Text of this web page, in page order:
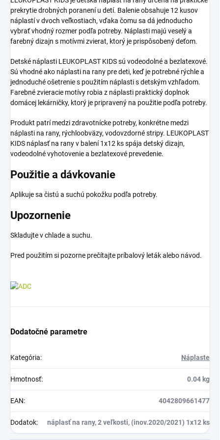
prekrytie drobných poranení u detí. Balenie obsahuje 12 kusov
náplastí v dvoch veľkostiach, vďaka čomu sa dá jednoducho
vybrať vhodný rozmer podľa potreby. Náplasti majú veselý a
farebný dizajn s motívmi zvierat, ktorý je prispôsobený deťom.
Detské náplasti LEUKOPLAST KIDS sú vodeodolné a bezlatexové.
Sú vhodné ako náplasti na rany pre deti, keď je potrebné rýchle a
jednoduché ošetrenie s použitím náplasti s detským vzhľadom.
Farebné zvieracie motívy robia z náplasti praktický doplnok
domácej lekárničky, ktorý je pripravený na použitie podľa potreby.
Produkt patrí medzi zdravotnícke potreby, konkrétne medzi
náplasti na rany, rýchloobväzy, vodovzdorné stripy. LEUKOPLAST
KIDS náplasť na rany v balení 1x12 ks spája detský dizajn,
vodeodolné vyhotovenie a bezlatexové prevedenie.
Použitie a dávkovanie
Aplikuje sa čistú a suchú pokožku podľa potreby.
Upozornenie
Skladujte v chlade a suchu.
Pred použitím si pozorne prečítajte príbalový leták alebo návod.
Dodatočné parametre
Kategória: Náplaste
Hmotnosť: 0.04 kg
EAN: 4042809661477
Dodatok: náplasť na rany, 2 veľkosti, (inov.2020/2021) 1x12 ks